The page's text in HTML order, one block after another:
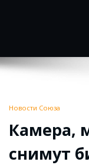
Новости Союза
Камера,
снимут